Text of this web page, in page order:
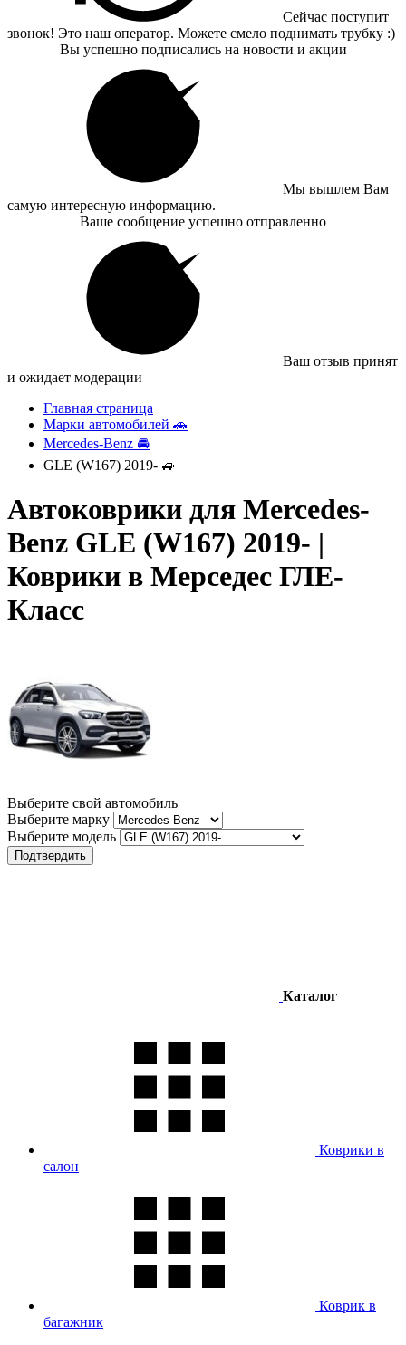
Сейчас поступит
звонок! Это наш оператор. Можете смело поднимать трубку :)
Вы успешно подписались на новости и акции
Мы вышлем Вам
самую интересную информацию.
Ваше сообщение успешно отправленно
Ваш отзыв принят
и ожидает модерации
Главная страница
Марки автомобилей 🚗
Mercedes-Benz 🚘
GLE (W167) 2019- 🚙
Автоковрики для Mercedes-
Benz GLE (W167) 2019- |
Коврики в Мерседес ГЛЕ-
Класс
Выберите свой автомобиль
Выберите марку
Выберите модель
Подтвердить
Каталог
Коврики в
салон
Коврик в
багажник